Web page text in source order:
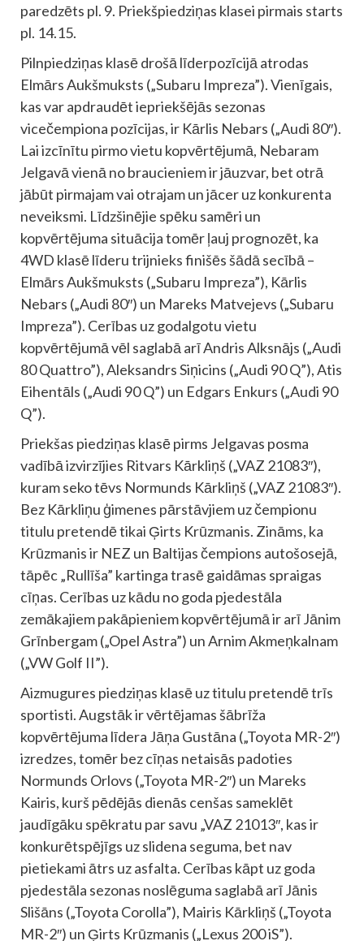
paredzēts pl. 9. Priekšpiedziņas klasei pirmais starts
pl. 14.15.
Pilnpiedziņas klasē drošā līderpozīcijā atrodas
Elmārs Aukšmuksts („Subaru Impreza”). Vienīgais,
kas var apdraudēt iepriekšējās sezonas
vicečempiona pozīcijas, ir Kārlis Nebars („Audi 80″).
Lai izcīnītu pirmo vietu kopvērtējumā, Nebaram
Jelgavā vienā no braucieniem ir jāuzvar, bet otrā
jābūt pirmajam vai otrajam un jācer uz konkurenta
neveiksmi. Līdzšinējie spēku samēri un
kopvērtējuma situācija tomēr ļauj prognozēt, ka
4WD klasē līderu trijnieks finišēs šādā secībā –
Elmārs Aukšmuksts („Subaru Impreza”), Kārlis
Nebars („Audi 80″) un Mareks Matvejevs („Subaru
Impreza”). Cerības uz godalgotu vietu
kopvērtējumā vēl saglabā arī Andris Alksnājs („Audi
80 Quattro”), Aleksandrs Siņicins („Audi 90 Q”), Atis
Eihentāls („Audi 90 Q”) un Edgars Enkurs („Audi 90
Q”).
Priekšas piedziņas klasē pirms Jelgavas posma
vadībā izvirzījies Ritvars Kārkliņš („VAZ 21083″),
kuram seko tēvs Normunds Kārkliņš („VAZ 21083″).
Bez Kārkliņu ģimenes pārstāvjiem uz čempionu
titulu pretendē tikai Ģirts Krūzmanis. Zināms, ka
Krūzmanis ir NEZ un Baltijas čempions autošosejā,
tāpēc „Rullīša” kartinga trasē gaidāmas spraigas
cīņas. Cerības uz kādu no goda pjedestāla
zemākajiem pakāpieniem kopvērtējumā ir arī Jānim
Grīnbergam („Opel Astra”) un Arnim Akmeņkalnam
(„VW Golf II”).
Aizmugures piedziņas klasē uz titulu pretendē trīs
sportisti. Augstāk ir vērtējamas šābrīža
kopvērtējuma līdera Jāņa Gustāna („Toyota MR-2″)
izredzes, tomēr bez cīņas netaisās padoties
Normunds Orlovs („Toyota MR-2″) un Mareks
Kairis, kurš pēdējās dienās cenšas sameklēt
jaudīgāku spēkratu par savu „VAZ 21013″, kas ir
konkurētspējīgs uz slidena seguma, bet nav
pietiekami ātrs uz asfalta. Cerības kāpt uz goda
pjedestāla sezonas noslēguma saglabā arī Jānis
Slišāns („Toyota Corolla”), Mairis Kārkliņš („Toyota
MR-2″) un Ģirts Krūzmanis („Lexus 200 iS”).